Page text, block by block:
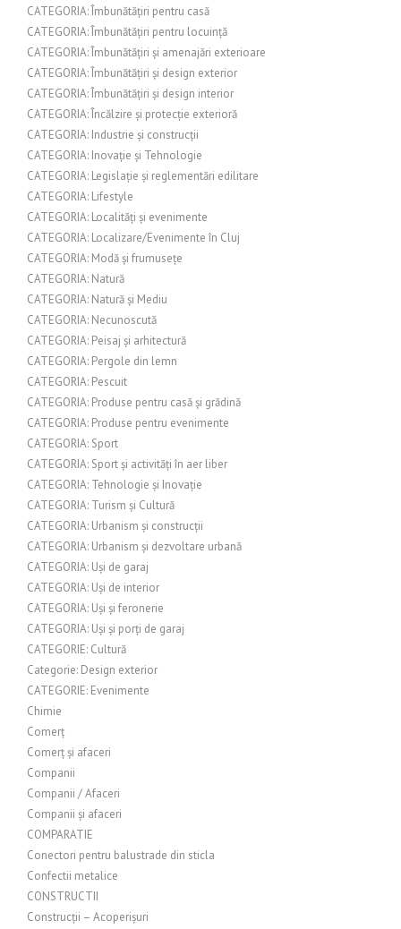
CATEGORIA: Îmbunătățiri pentru casă
CATEGORIA: Îmbunătățiri pentru locuință
CATEGORIA: Îmbunătățiri și amenajări exterioare
CATEGORIA: Îmbunătățiri și design exterior
CATEGORIA: Îmbunătățiri și design interior
CATEGORIA: Încălzire și protecție exterioră
CATEGORIA: Industrie și construcții
CATEGORIA: Inovație și Tehnologie
CATEGORIA: Legislație și reglementări edilitare
CATEGORIA: Lifestyle
CATEGORIA: Localități și evenimente
CATEGORIA: Localizare/Evenimente în Cluj
CATEGORIA: Modă și frumusețe
CATEGORIA: Natură
CATEGORIA: Natură și Mediu
CATEGORIA: Necunoscută
CATEGORIA: Peisaj și arhitectură
CATEGORIA: Pergole din lemn
CATEGORIA: Pescuit
CATEGORIA: Produse pentru casă și grădină
CATEGORIA: Produse pentru evenimente
CATEGORIA: Sport
CATEGORIA: Sport și activități în aer liber
CATEGORIA: Tehnologie și Inovație
CATEGORIA: Turism și Cultură
CATEGORIA: Urbanism și construcții
CATEGORIA: Urbanism și dezvoltare urbană
CATEGORIA: Uși de garaj
CATEGORIA: Uși de interior
CATEGORIA: Uși și feronerie
CATEGORIA: Uși și porți de garaj
CATEGORIE: Cultură
Categorie: Design exterior
CATEGORIE: Evenimente
Chimie
Comerț
Comerț și afaceri
Companii
Companii / Afaceri
Companii și afaceri
COMPARATIE
Conectori pentru balustrade din sticla
Confectii metalice
CONSTRUCTII
Construcții – Acoperișuri